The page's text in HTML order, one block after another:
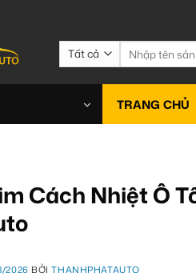
Tìm
kiếm:
TRANG CHỦ
Cách Nhiệt Ô
2026 BỞITHANHPHATAUTO